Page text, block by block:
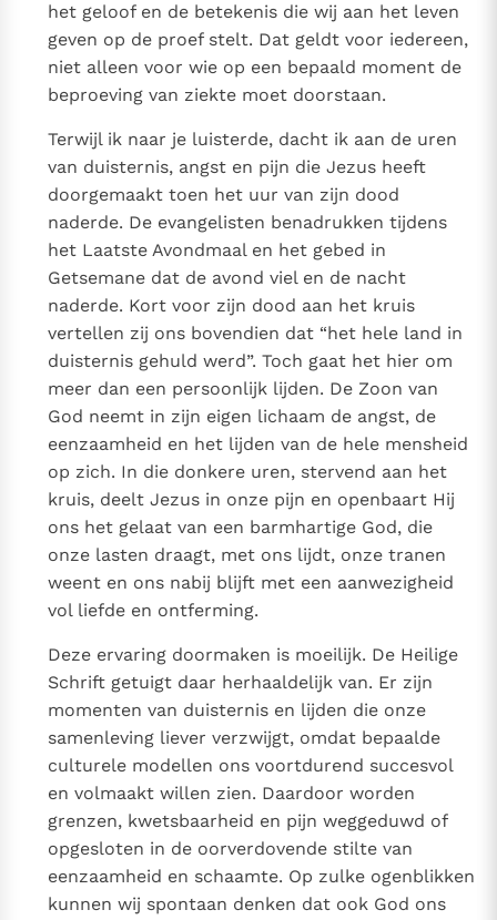
het geloof en de betekenis die wij aan het leven
geven op de proef stelt. Dat geldt voor iedereen,
niet alleen voor wie op een bepaald moment de
beproeving van ziekte moet doorstaan.
Terwijl ik naar je luisterde, dacht ik aan de uren
van duisternis, angst en pijn die Jezus heeft
doorgemaakt toen het uur van zijn dood
naderde. De evangelisten benadrukken tijdens
het Laatste Avondmaal en het gebed in
Getsemane dat de avond viel en de nacht
naderde. Kort voor zijn dood aan het kruis
vertellen zij ons bovendien dat “het hele land in
duisternis gehuld werd”. Toch gaat het hier om
meer dan een persoonlijk lijden. De Zoon van
God neemt in zijn eigen lichaam de angst, de
eenzaamheid en het lijden van de hele mensheid
op zich. In die donkere uren, stervend aan het
kruis, deelt Jezus in onze pijn en openbaart Hij
ons het gelaat van een barmhartige God, die
onze lasten draagt, met ons lijdt, onze tranen
weent en ons nabij blijft met een aanwezigheid
vol liefde en ontferming.
Deze ervaring doormaken is moeilijk. De Heilige
Schrift getuigt daar herhaaldelijk van. Er zijn
momenten van duisternis en lijden die onze
samenleving liever verzwijgt, omdat bepaalde
culturele modellen ons voortdurend succesvol
en volmaakt willen zien. Daardoor worden
grenzen, kwetsbaarheid en pijn weggeduwd of
opgesloten in de oorverdovende stilte van
eenzaamheid en schaamte. Op zulke ogenblikken
kunnen wij spontaan denken dat ook God ons